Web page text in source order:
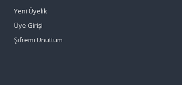
Yeni Üyelik
Üye Girişi
Şifremi Unuttum